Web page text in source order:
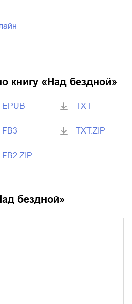
книгу « Над бездной»
EPUB
FB3
FB2.ZIP
TXT
TXT.ZIP
бездной»